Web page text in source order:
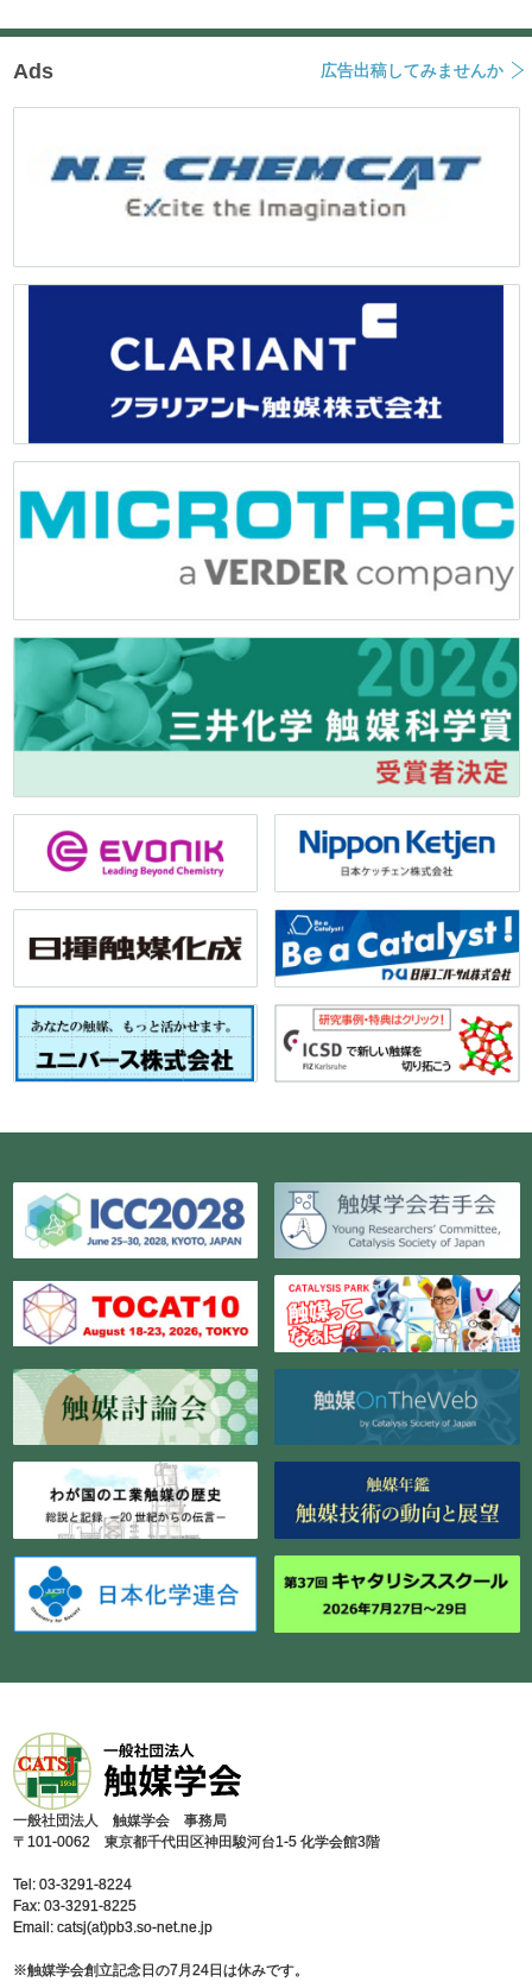
Ads 広告出稿してみませんか
⼀般社団法⼈ 触媒学会 事務局
〒101-0062 東京都千代⽥区神⽥駿河台1-5 化学会館3階
Tel: 03-3291-8224
Fax: 03-3291-8225
Email: catsj(at)pb3.so-net.ne.jp
※触媒学会創⽴記念⽇の7⽉24⽇は休みです。